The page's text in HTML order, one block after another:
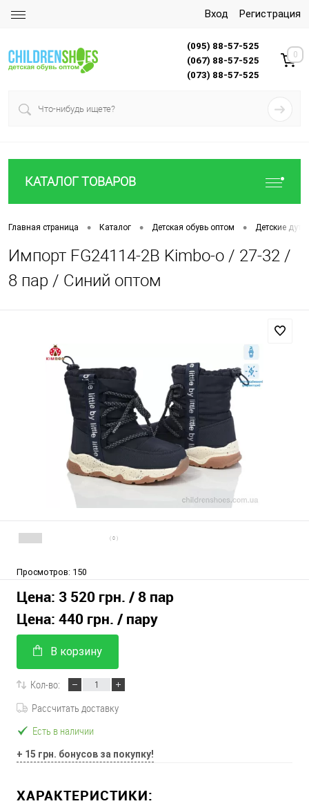
Вход Регистрация
(095) 88-57-525
(067) 88-57-525
(073) 88-57-525
0
КАТАЛОГ ТОВАРОВ
Главная страница • Каталог • Детская обувь оптом • Детские
Импорт FG24114-2B Kimbo-o / 27-32 /
8 пар / Синий оптом
( 0 )
Просмотров: 150
Цена: 3 520 грн. / 8 пар
Цена: 440 грн. / пару
В корзину
Кол-во:
Рассчитать доставку
Есть в наличии
+ 15 грн. бонусов за покупку!
ХАРАКТЕРИСТИКИ: